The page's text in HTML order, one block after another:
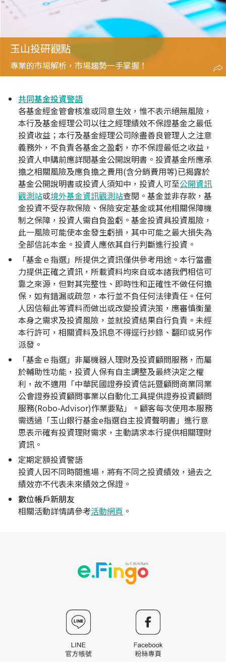
玉山投研觀點
專業的市場解析，市場趨勢一手掌握！
共同基金投資警語
各基金經金管會核准或同意生效，惟不表示絕無風險，
本行及基金經理公司以往之經理績效不保證基金之最低
投資收益；本行及基金經理公司除盡善良管理人之注意
義務外，不負責各基金之盈虧，亦不保證最低之收益，
投資人申購前應詳閱基金公開說明書。投資基金所應承
擔之相關風險及應負擔之費用(含分銷費用等)已揭露於
基金公開說明書或投資人須知中，投資人可至公開資訊
觀測站或境外基金資訊觀測站查閱。基金並非存款，基
金投資不受存款保險、保險安定基金或其他相關保障機
制之保障，投資人需自負盈虧。基金投資具投資風險，
此一風險可能使本金發生虧損，其中可能之最大損失為
全部信託本金。投資人應依其自行判斷進行投資。
「基金ｅ指選」所提供之資訊僅供參考用途。本行當盡
力提供正確之資訊，所載資料均來自或本諸我們相信可
靠之來源，但對其完整性、即時性和正確性不做任何擔
保，如有錯漏或疏忽，本行並不負任何法律責任。任何
人因信賴此等資料而做出或改變投資決策，應審慎衡量
本身之需求及投資風險，並就投資結果自行負責。未經
本行許可，相關資料及訊息不得逕行抄錄、翻印或另作
派發。
「基金ｅ指選」非屬機器人理財及投資顧問服務，而屬
於輔助性功能，投資人保有自主調整及最終決定之權
利，故不適用「中華民國證券投資信託暨顧問商業同業
公會證券投資顧問事業以自動化工具提供證券投資顧問
服務(Robo-Advisor)作業要點」。顧客每次使用本服務
需透過「玉山銀行基金e指選自主投資聲明書」進行意
思表示確有投資理財需求，主動請求本行提供相關理財
資訊。
定期定額投資警語
投資人因不同時間進場，將有不同之投資績效，過去之
績效亦不代表未來績效之保證。
數位帳戶新朋友
相關活動詳情請參考活動網頁 。